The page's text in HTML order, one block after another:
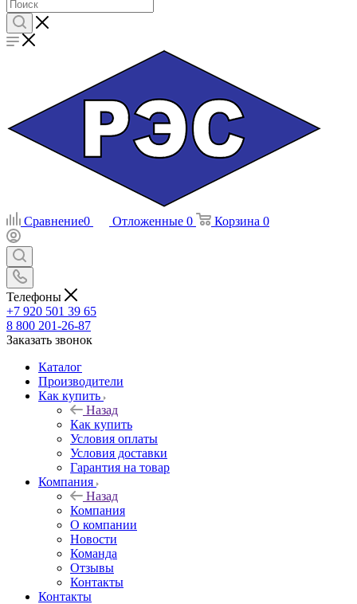
Сравнение0 Отложенные 0 Корзина 0
Телефоны
+7 920 501 39 65
8 800 201-26-87
Заказать звонок
Каталог
Производители
Как купить
Назад
Как купить
Условия оплаты
Условия доставки
Гарантия на товар
Компания
Назад
Компания
О компании
Новости
Команда
Отзывы
Контакты
Контакты